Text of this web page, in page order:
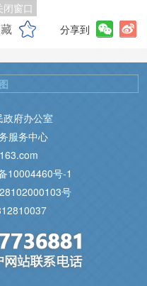
闭窗口
分享到
政府办公室
服务中心
10004460号-1
号